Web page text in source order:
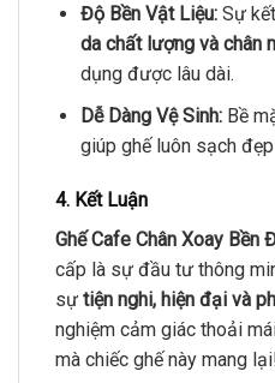
Độ Bền Vật Liệu:Sự
da chất lượng và chân
dụng được lâu dài.
Dễ Dàng Vệ Sinh:Bề
giúp ghế luôn sạch
4. Kết Luận
Ghế Cafe Chân Xoay Bền
cấp là sự đầu tư thông
sự tiện nghi, hiện đại và
nghiệm cảm giác thoải
mà chiếc ghế này mang